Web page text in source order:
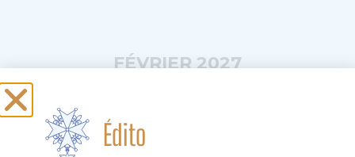
FÉVRIER 2027
Édito